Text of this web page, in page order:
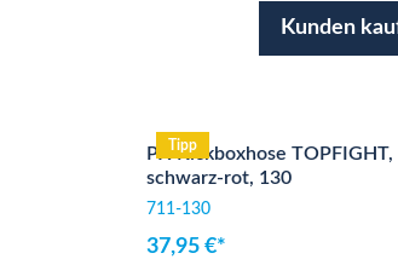
Kunden
Tipp
PX Kickboxhose TOPFIGHT,
schwarz-rot, 130
711-130
37,95 €*